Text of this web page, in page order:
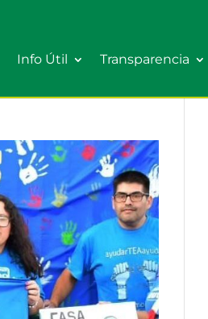
Info Útil Transparencia